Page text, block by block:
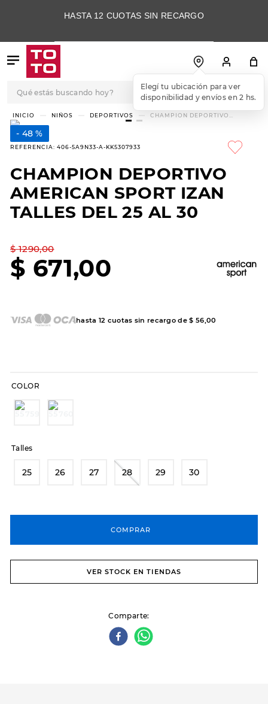
HASTA 12 CUOTAS SIN RECARGO
NIÑOS DEPORTIVOS
CHAMPION DEPORTIVO
48 %
REFERENCIA: 406-5A9N33-A-KK5307933
CHAMPION DEPORTIVO
AMERICAN SPORT IZAN
TALLES DEL 25 AL 30
$ 1290,00
$ 671,00
hasta 12 cuotas sin recargo de$ 56 00
COLOR
Talles
25 26 27 28 29 30
COMPRAR
VER STOCK EN TIENDAS
Comparte
TÉRMINOS MÁS
BUSCADOS
1
3.
skechers slip-ins
4
championes